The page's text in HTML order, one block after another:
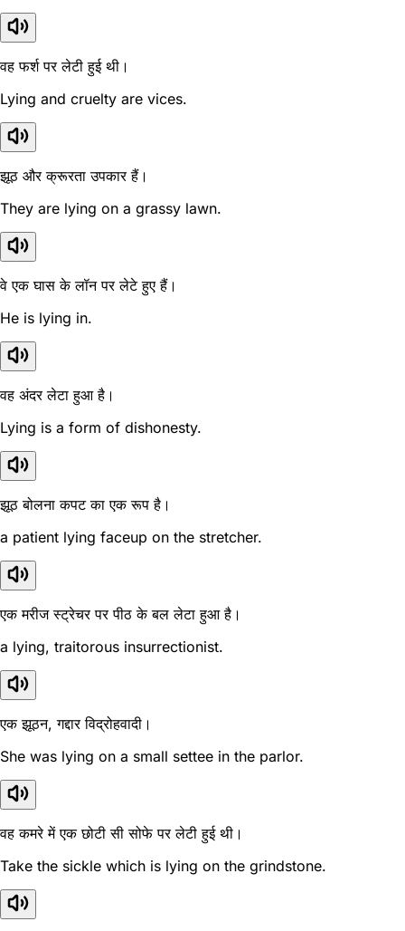
वह फर्श पर लेटी हुई थी।
Lying and cruelty are vices.
झूठ और क्रूरता उपकार हैं।
They are lying on a grassy lawn.
वे एक घास के लॉन पर लेटे हुए हैं।
He is lying in.
वह अंदर लेटा हुआ है।
Lying is a form of dishonesty.
झूठ बोलना कपट का एक रूप है।
a patient lying faceup on the stretcher.
एक मरीज स्ट्रेचर पर पीठ के बल लेटा हुआ है।
a lying, traitorous insurrectionist.
एक झूठन, गद्दार विद्रोहवादी।
She was lying on a small settee in the parlor.
वह कमरे में एक छोटी सी सोफे पर लेटी हुई थी।
Take the sickle which is lying on the grindstone.